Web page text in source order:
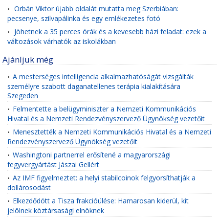
• Orbán Viktor újabb oldalát mutatta meg Szerbiában:
pecsenye, szilvapálinka és egy emlékezetes fotó
• Jöhetnek a 35 perces órák és a kevesebb házi feladat: ezek a
változások várhatók az iskolákban
Ajánljuk még
• A mesterséges intelligencia alkalmazhatóságát vizsgálták
személyre szabott daganatellenes terápia kialakítására
Szegeden
• Felmentette a belügyminiszter a Nemzeti Kommunikációs
Hivatal és a Nemzeti Rendezvényszervező Ügynökség vezetőit
• Menesztették a Nemzeti Kommunikációs Hivatal és a Nemzeti
Rendezvényszervező Ügynökség vezetőit
• Washingtoni partnerrel erősítené a magyarországi
fegyvergyártást Jászai Gellért
• Az IMF figyelmeztet: a helyi stabilcoinok felgyorsíthatják a
dollárosodást
• Elkezdődött a Tisza frakcióülése: Hamarosan kiderül, kit
jelölnek köztársasági elnöknek